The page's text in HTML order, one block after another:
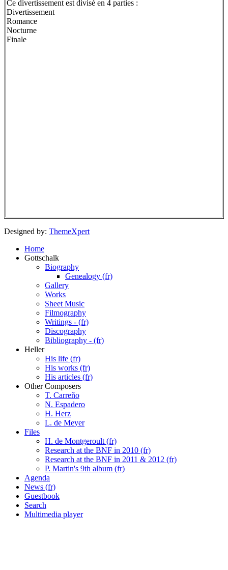
Ce divertissement est divisé en 4 parties :
Divertissement
Romance
Nocturne
Finale
Designed by: ThemeXpert
Home
Gottschalk
Biography
Genealogy (fr)
Gallery
Works
Sheet Music
Filmography
Writings - (fr)
Discography
Bibliography - (fr)
Heller
His life (fr)
His works (fr)
His articles (fr)
Other Composers
T. Carreño
N. Espadero
H. Herz
L. de Meyer
Files
H. de Montgeroult (fr)
Research at the BNF in 2010 (fr)
Research at the BNF in 2011 & 2012 (fr)
P. Martin's 9th album (fr)
Agenda
News (fr)
Guestbook
Search
Multimedia player